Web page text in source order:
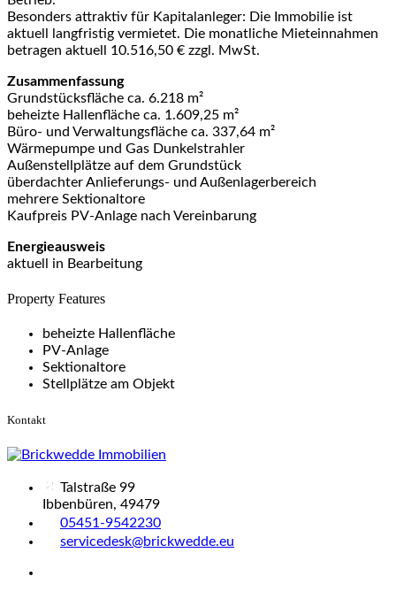
Besonders attraktiv für Kapitalanleger: Die Immobilie ist
aktuell langfristig vermietet. Die monatliche Mieteinnahmen
betragen aktuell 10.516,50 € zzgl. MwSt.
Zusammenfassung
Grundstücksfläche ca. 6.218 m²
beheizte Hallenfläche ca. 1.609,25 m²
Büro- und Verwaltungsfläche ca. 337,64 m²
Wärmepumpe und Gas Dunkelstrahler
Außenstellplätze auf dem Grundstück
überdachter Anlieferungs- und Außenlagerbereich
mehrere Sektionaltore
Kaufpreis PV-Anlage nach Vereinbarung
Energieausweis
aktuell in Bearbeitung
Property Features
beheizte Hallenfläche
PV-Anlage
Sektionaltore
Stellplätze am Objekt
Kontakt
Talstraße 99
Ibbenbüren, 49479
05451-9542230
servicedesk@brickwedde.eu